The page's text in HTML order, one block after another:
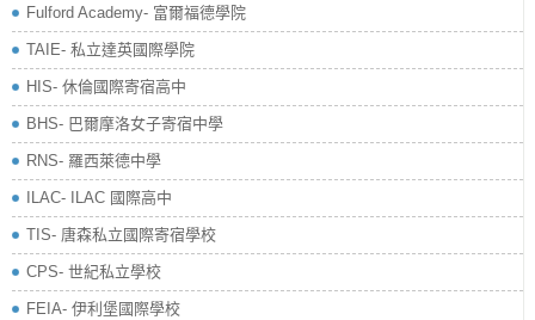
​Fulford Academy- 富爾福德學院
TAIE- 私立達英國際學院
HIS- 休倫國際寄宿高中
BHS- 巴爾摩洛女子寄宿中學
RNS- 羅西萊德中學
ILAC- ILAC 國際高中
TIS- 唐森私立國際寄宿學校
CPS- 世紀私立學校
FEIA- 伊利堡國際學校